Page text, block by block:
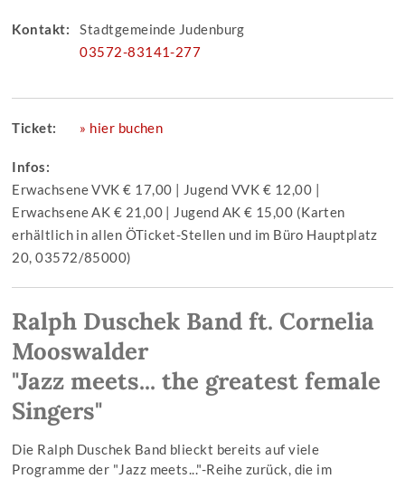
Kontakt:
Stadtgemeinde Judenburg
03572-83141-277
Ticket: » hier buchen
Infos:
Erwachsene VVK € 17,00 | Jugend VVK € 12,00 |
Erwachsene AK € 21,00 | Jugend AK € 15,00 (Karten
erhältlich in allen ÖTicket-Stellen und im Büro Hauptplatz
20, 03572/85000)
Ralph Duschek Band ft. Cornelia
Mooswalder
"Jazz meets... the greatest female
Singers"
Die Ralph Duschek Band blieckt bereits auf viele
Programme der "Jazz meets..."-Reihe zurück, die im